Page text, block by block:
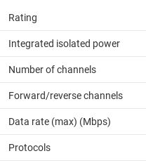
Rating
Integrated isolated power
Number of channels
Forward/reverse channels
Data rate (max) (Mbps)
Protocols